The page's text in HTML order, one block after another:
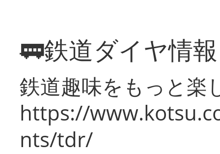
🚃鉄道ダイヤ情
鉄道趣味をもっと楽
https://
nts/tdr/